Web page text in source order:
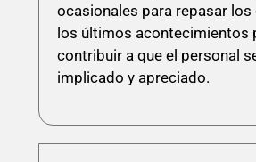
ocasionales para repasar
los últimos acontecimientos
contribuir a que el personal
implicado y apreciado.